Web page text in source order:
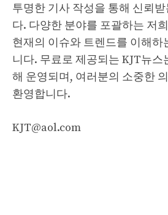
투명한 기사 작성을 통해 신뢰
다. 다양한 분야를 포괄하는 저
현재의 이슈와 트렌드를 이해하
니다. 무료로 제공되는 KJT뉴스
해 운영되며, 여러분의 소중한
환영합니다.
KJT@aol.com